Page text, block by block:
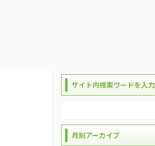
サイト内検索ワードを入力
月別アーカイブ